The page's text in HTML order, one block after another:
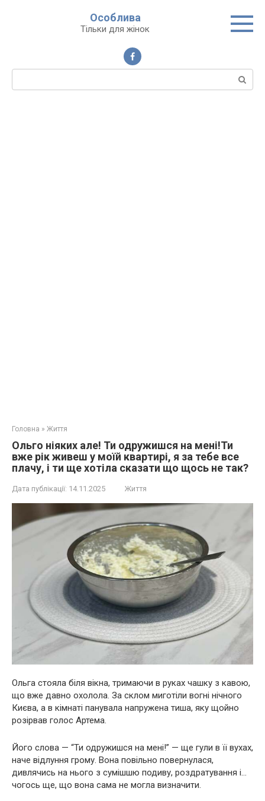
Особлива
Тільки для жінок
Пошук:
Головна » Життя
Ольго ніяких але! Ти одружишся на мені!Ти
вже рік живеш у моїй квартирі, я за тебе все
плачу, і ти ще хотіла сказати що щось не так?
Дата публікації: 14.11.2025 Життя
Ольга стояла біля вікна, тримаючи в руках чашку з кавою,
що вже давно охолола. За склом миготіли вогні нічного
Києва, а в кімнаті панувала напружена тиша, яку щойно
розірвав голос Артема.
Його слова — “Ти одружишся на мені!” — ще гули в її вухах,
наче відлуння грому. Вона повільно повернулася,
дивлячись на нього з сумішшю подиву, роздратування і…
чогось ще, що вона сама не могла визначити.